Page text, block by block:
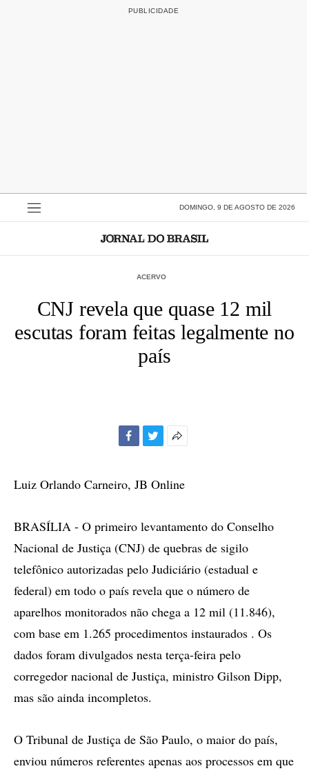
DOMINGO, 9 DE AGOSTO DE 2026
ACERVO
CNJ revela que quase 12 mil
escutas foram feitas legalmente no
país
compartilhamento
Luiz Orlando Carneiro, JB Online
BRASÍLIA - O primeiro levantamento do Conselho
Nacional de Justiça (CNJ) de quebras de sigilo
telefônico autorizadas pelo Judiciário (estadual e
federal) em todo o país revela que o número de
aparelhos monitorados não chega a 12 mil (11.846),
com base em 1.265 procedimentos instaurados . Os
dados foram divulgados nesta terça-feira pelo
corregedor nacional de Justiça, ministro Gilson Dipp,
mas são ainda incompletos.
O Tribunal de Justiça de São Paulo, o maior do país,
enviou números referentes apenas aos processos em que